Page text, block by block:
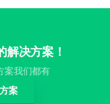
案我们都有
案